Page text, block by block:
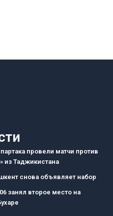
провели матчи против
из Таджикистана
снова объявляет набор
занял второе место на